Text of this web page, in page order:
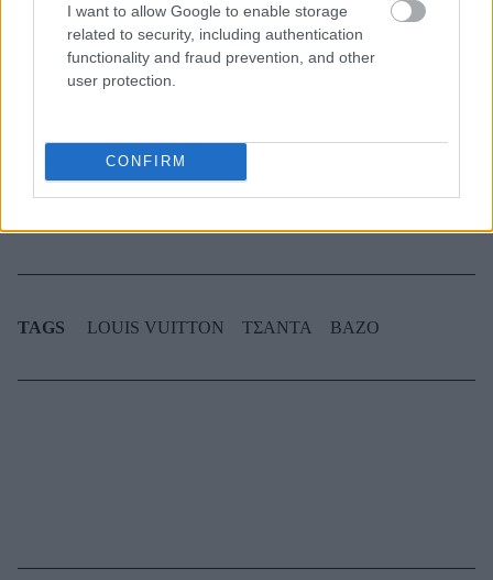
I want to allow Google to enable storage
related to security, including authentication
functionality and fraud prevention, and other
user protection.
CONFIRM
συνήθως κολλημένα στη μαμά τους
Τα 6 σημεία του σπιτιού που δεν χρειάζεται να
3-3-3 rule: Ο κανόνας που θα αλλάξει τον τρόπο
που ντύνεσαι
TAGS LOUIS VUITTON ΤΣΑΝΤΑ ΒΑΖΟ